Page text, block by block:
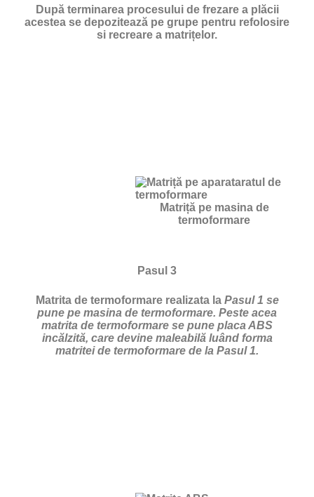
După terminarea procesului de frezare a plăcii
acestea se depozitează pe grupe pentru refolosire
si recreare a matrițelor.
Matriță pe masina de
termoformare
Pasul 3
Matrita de termoformare realizata la Pasul 1 se
pune pe masina de termoformare. Peste acea
matrita de termoformare se pune placa ABS
incălzită, care devine maleabilă luând forma
matritei de termoformare de la Pasul 1.